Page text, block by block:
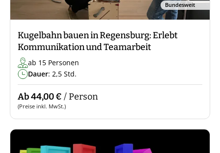
Bundesweit
Kugelbahn bauen in Regensburg: Erlebt
Kommunikation und Teamarbeit
ab 15 Personen
Dauer: 2,5 Std.
Ab 44,00 € / Person
(Preise inkl. MwSt.)